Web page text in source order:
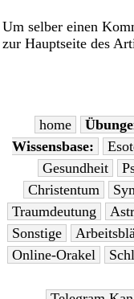
Um selber einen
zur Hauptseite des
home
Wissensbase:
Gesundheit
Christentum
Traumdeutung
Sonstige
Online-Orakel